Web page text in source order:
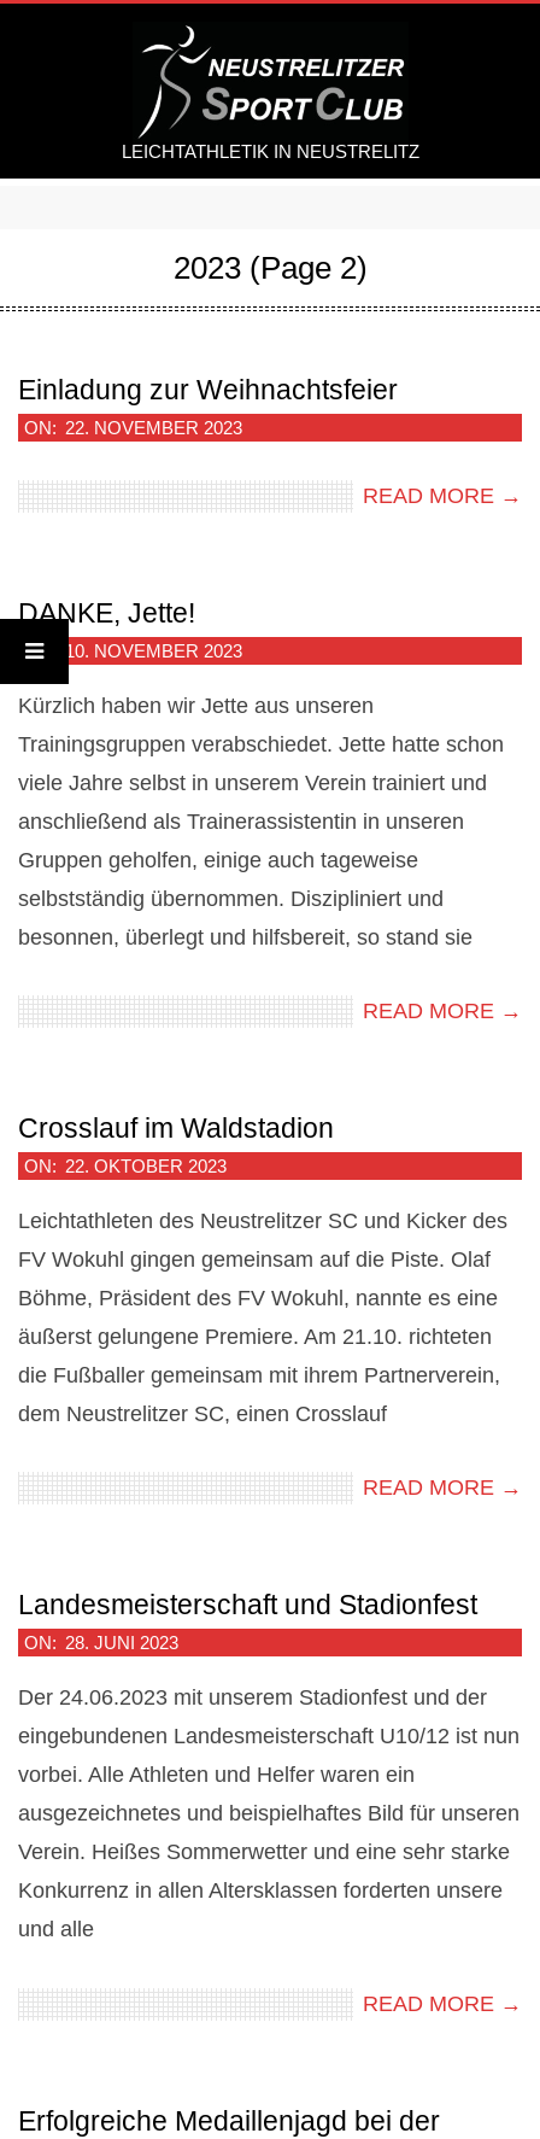
LEICHTATHLETIK IN NEUSTRELITZ
2023 (Page 2)
Einladung zur Weihnachtsfeier
2023-
22
ON: 22. NOVEMBER 2023
READ MORE →
DANKE, Jette!
2023-
11-
ON: 10. NOVEMBER 2023
Kürzlich haben wir Jette aus unseren
Trainingsgruppen verabschiedet. Jette hatte schon
viele Jahre selbst in unserem Verein trainiert und
anschließend als Trainerassistentin in unseren
Gruppen geholfen, einige auch tageweise
selbstständig übernommen. Diszipliniert und
besonnen, überlegt und hilfsbereit, so stand sie
READ MORE →
Crosslauf im Waldstadion
2023-
ON: 22. OKTOBER 2023
Leichtathleten des Neustrelitzer SC und Kicker des
FV Wokuhl gingen gemeinsam auf die Piste. Olaf
Böhme, Präsident des FV Wokuhl, nannte es eine
äußerst gelungene Premiere. Am 21.10. richteten
die Fußballer gemeinsam mit ihrem Partnerverein,
dem Neustrelitzer SC, einen Crosslauf
READ MORE →
Landesmeisterschaft und Stadionfest
2023-
ON: 28. JUNI 2023
Der 24.06.2023 mit unserem Stadionfest und der
eingebundenen Landesmeisterschaft U10/12 ist nun
vorbei. Alle Athleten und Helfer waren ein
ausgezeichnetes und beispielhaftes Bild für unseren
Verein. Heißes Sommerwetter und eine sehr starke
Konkurrenz in allen Altersklassen forderten unsere
und alle
READ MORE →
Erfolgreiche Medaillenjagd bei der